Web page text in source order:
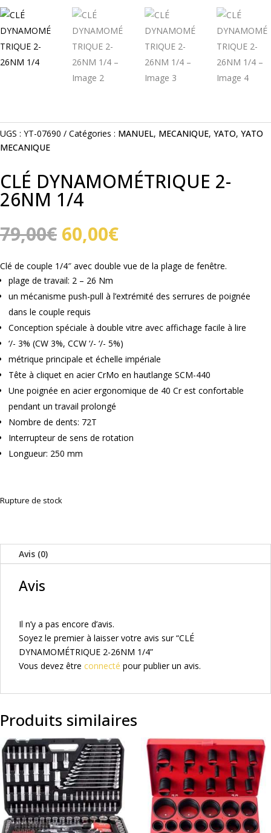
UGS : YT-07690 Catégories : MANUEL, MECANIQUE, YATO, YATO
MECANIQUE
CLÉ DYNAMOMÉTRIQUE 2-
26NM 1/4
79,00€ Le
prix
initial
était :
79,00€.
60,00€Le
actuel
est :
60,00€.
Clé de couple 1/4″ avec double vue de la plage de fenêtre.
plage de travail: 2 – 26 Nm
un mécanisme push-pull à l’extrémité des serrures de poignée
dans le couple requis
Conception spéciale à double vitre avec affichage facile à lire
‘/- 3% (CW 3%, CCW ‘/- ‘/- 5%)
métrique principale et échelle impériale
Tête à cliquet en acier CrMo en hautlange SCM-440
Une poignée en acier ergonomique de 40 Cr est confortable
pendant un travail prolongé
Nombre de dents: 72T
Interrupteur de sens de rotation
Longueur: 250 mm
Rupture de stock
Avis (0)
Avis
Il n’y a pas encore d’avis.
Soyez le premier à laisser votre avis sur “CLÉ
DYNAMOMÉTRIQUE 2-26NM 1/4”
Vous devez être connecté pour publier un avis.
Produits similaires